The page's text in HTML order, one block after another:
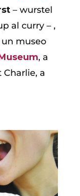
– wurstel
al curry – ,
museo
, a
a